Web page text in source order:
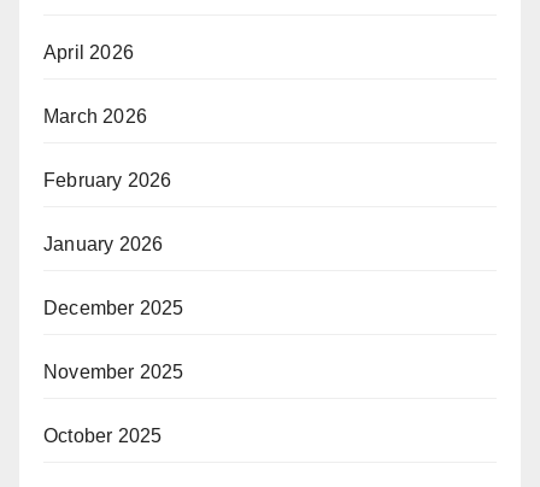
April 2026
March 2026
February 2026
January 2026
December 2025
November 2025
October 2025